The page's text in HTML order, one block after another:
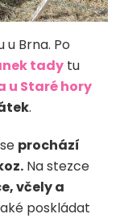
Brna. Po
tady tu
u Staré hory
.
prochází
Na stezce
včely a
poskládat